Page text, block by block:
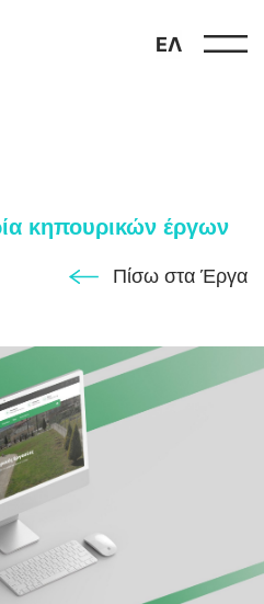
ΕΛ
info@wapp.gr
κηπουρικών έργων
Πίσω στα Έργα